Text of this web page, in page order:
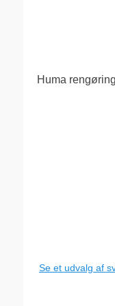
Huma
Se et udvalg af